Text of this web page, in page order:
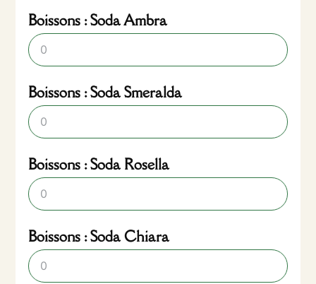
Boissons : Soda Ambra
Boissons : Soda Smeralda
Boissons : Soda Rosella
Boissons : Soda Chiara